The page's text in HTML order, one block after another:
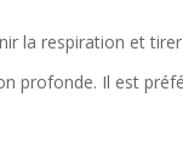
la respiration et
profonde. Il est